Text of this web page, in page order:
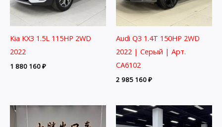
Kia KX3 1.5L 115HP 2WD
2022
1 880 160₽
Audi Q3 1.4T 150HP 2WD
2022 | Серый | Арт.
CA6102
2 985 160₽